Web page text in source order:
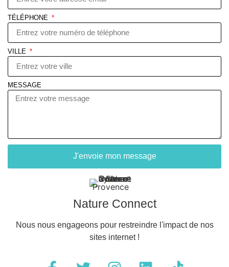
TÉLÉPHONE
VILLE
MESSAGE
J'envoie mon message
Nature Connect
Nous nous engageons pour restreindre l'impact de nos
sites internet !